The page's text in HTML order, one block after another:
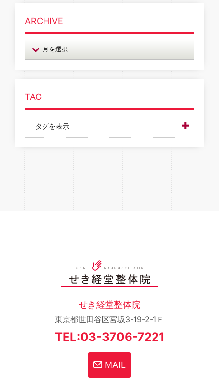
ARCHIVE
TAG
タグを表示
せき経堂整体院
東京都世田谷区宮坂3-19-2-1Ｆ
TEL:03-3706-7221
MAIL